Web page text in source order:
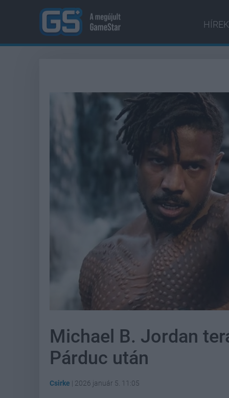
HÍREK
Michael B. Jordan
Párduc után
Csirke | 2026 január 5. 11:05